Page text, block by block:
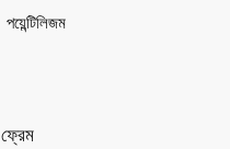
পয়েন্টিলিজম
ফ্রেম